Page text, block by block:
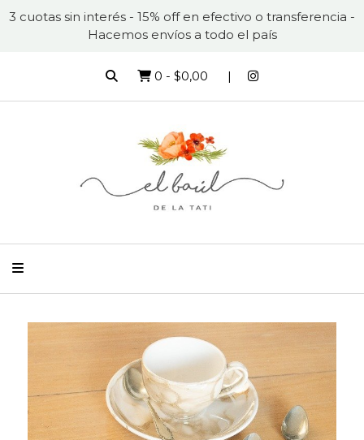
3 cuotas sin interés - 15% off en efectivo o transferencia -
Hacemos envíos a todo el país
0 - $0,00